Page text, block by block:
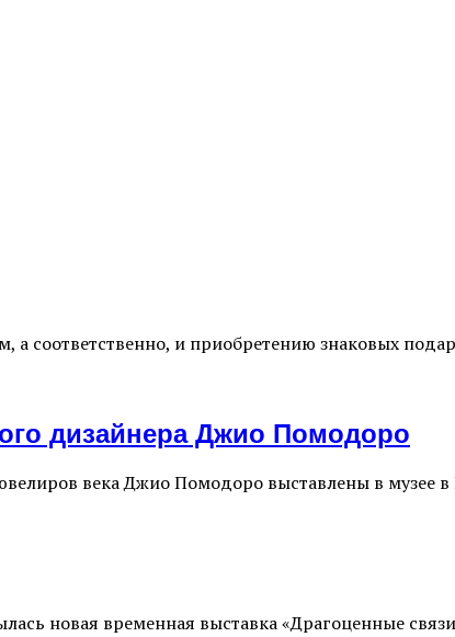
соответственно, и приобретению знаковых
дизайнера Джио Помодоро
века Джио Помодоро выставлены в музее
новая временная выставка «Драгоценные